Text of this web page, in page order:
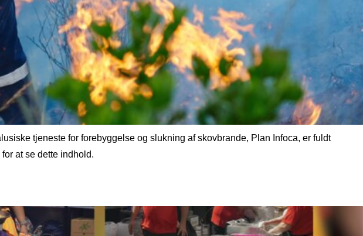
tjeneste for forebyggelse og slukning af skovbrande, Plan Infoca, er fuldt
at se dette indhold.